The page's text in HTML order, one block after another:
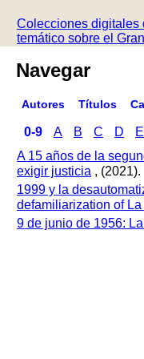
Colecciones digitales
temático sobre el
Navegar
Autores Títulos
0-9 A B C D E
A 15 años de la
exigir justicia , (2021).
1999 y la
defamiliarization of
9 de junio de 1956: